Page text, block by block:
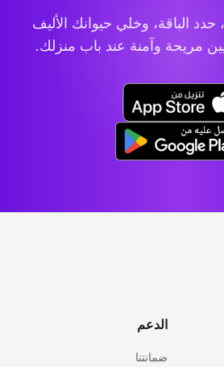
حدد الباقة، وخلي حيوانك الأليف
مريحة وآمنة عند باب منزلك.
الدعم
ضمانتنا